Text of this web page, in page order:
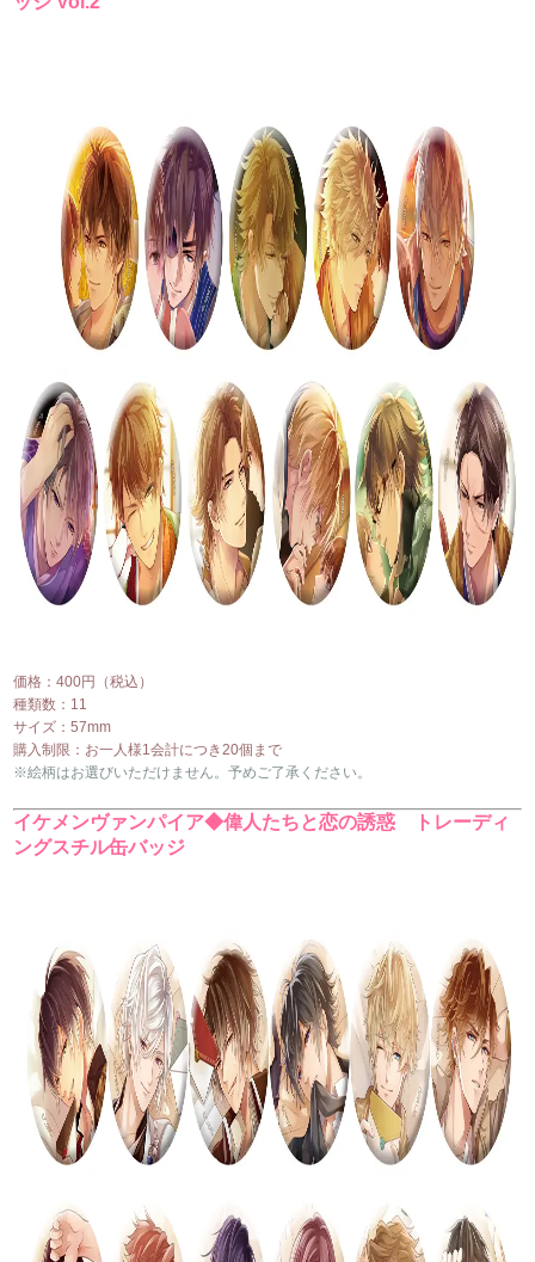
価格：400円（税込）
種類数：11
サイズ：57mm
購入制限：お一人様1会計につき20個まで
※絵柄はお選びいただけません。予めご了承ください。
イケメンヴァンパイア◆偉人たちと恋の誘惑 トレーディ
ングスチル缶バッジ